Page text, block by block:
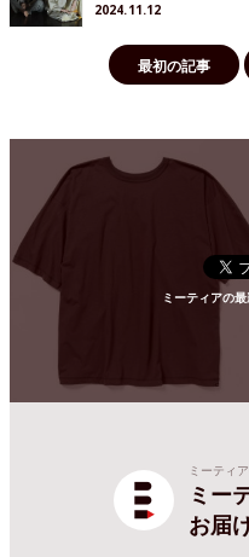
2024.11.12
最初の記事
ミーティアの
ミーティ
ミー
お届